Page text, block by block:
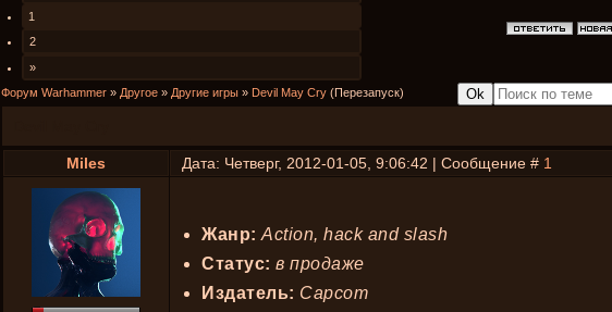
1
2
»
Форум Warhammer » Другое » Другие игры » Devil May Cry (Перезапуск)
Miles Дата: Четверг, 2012-01-05, 9:06:42 | Сообщение # 1
Жанр: Action, hack and slash
Статус: в продаже
Издатель: Capcom